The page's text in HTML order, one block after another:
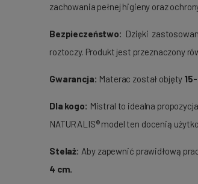
zachowania pełnej higieny oraz
Bezpieczeństwo: Dzięki
roztoczy. Produkt jest przeznaczony
Gwarancja: Materac został objęty
Dla kogo: Mistral to idealna
NATURALIS® model ten docenią
Stelaż: Aby zapewnić prawidłową
4 cm.